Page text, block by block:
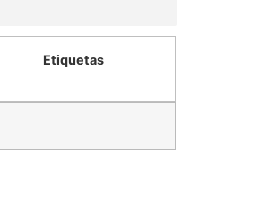
Etiquetas